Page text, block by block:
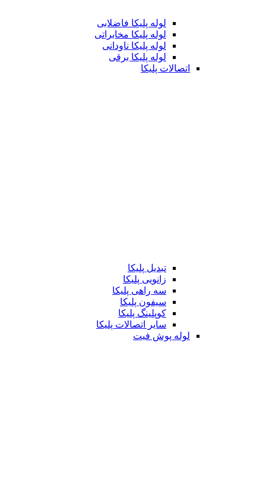
لوله پلیکا فاضلابی
لوله پلیکا مخابراتی
لوله پلیکا ناودانی
لوله پلیکا برقی
اتصالات پلیکا
تبدیل پلیکا
زانویی پلیکا
سه راهی پلیکا
سیفون پلیکا
کوپلینگ پلیکا
سایر اتصالات پلیکا
لوله پوش فیت